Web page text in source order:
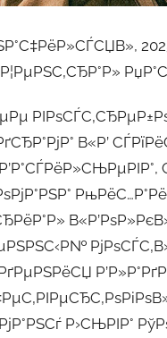
В«Р’
Р›СЊРІР°